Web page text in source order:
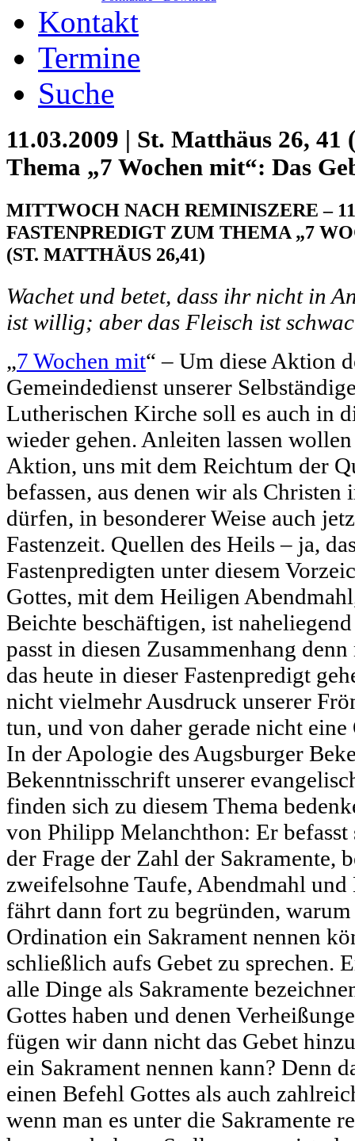
Kontakt
Termine
Suche
11.03.2009 | St. Matthäus 26,
Thema „7 Wochen mit“: Das
MITTWOCH NACH REMINISZERE –
FASTENPREDIGT ZUM THEMA „7
(ST. MATTHÄUS 26,41)
Wachet und betet, dass ihr nicht in
ist willig; aber das Fleisch ist
„7 Wochen mit“ – Um diese Aktion
Gemeindedienst unserer
Lutherischen Kirche soll es auch in
wieder gehen. Anleiten lassen
Aktion, uns mit dem Reichtum der
befassen, aus denen wir als
dürfen, in besonderer Weise auch
Fastenzeit. Quellen des Heils – ja,
Fastenpredigten unter diesem
Gottes, mit dem Heiligen
Beichte beschäftigen, ist
passt in diesen Zusammenhang
das heute in dieser Fastenpredigt
nicht vielmehr Ausdruck unserer
tun, und von daher gerade nicht eine
In der Apologie des Augsburger
Bekenntnisschrift unserer
finden sich zu diesem Thema
von Philipp Melanchthon: Er
der Frage der Zahl der Sakramente,
zweifelsohne Taufe, Abendmahl
fährt dann fort zu begründen,
Ordination ein Sakrament nennen
schließlich aufs Gebet zu sprechen.
alle Dinge als Sakramente
Gottes haben und denen
fügen wir dann nicht das Gebet
ein Sakrament nennen kann? Denn
einen Befehl Gottes als auch
wenn man es unter die Sakramente